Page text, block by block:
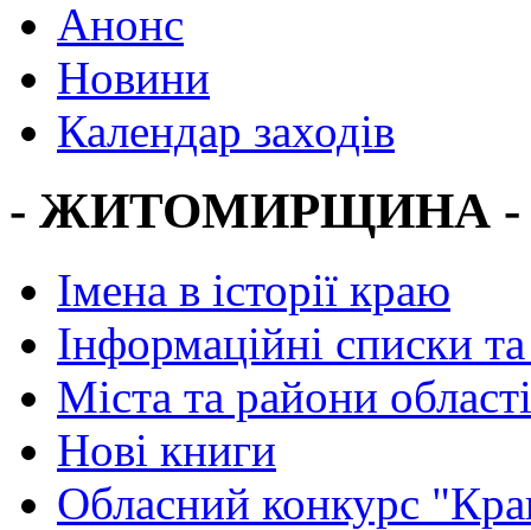
Анонс
Новини
Календар заходів
- ЖИТОМИРЩИНА -
Імена в історії краю
Інформаційні списки
Міста та райони області
Нові книги
Обласний конкурс